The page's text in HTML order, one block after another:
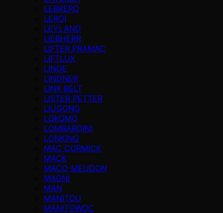
LEBRERO
LEROI
LEYLAND
LIEBHERR
LIFTER PRAMAC
LIFTLUX
LINDE
LINDNER
LINK BELT
LISTER PETTER
LIUGONG
LOKOMO
LOMBARDINI
LONKING
MAC CORMICK
MACK
MACO-MEUDON
MAGNI
MAN
MANITOU
MANITOWOC